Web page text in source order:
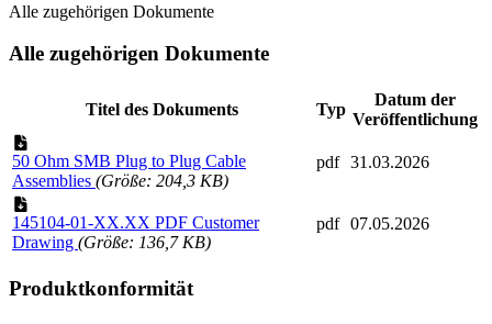
Alle zugehörigen Dokumente
Alle zugehörigen Dokumente
Titel des Dokuments Typ
Datum der
Veröffentlichung
50 Ohm SMB Plug to Plug Cable
Assemblies (Größe: 204,3 KB)
pdf 31.03.2026
145104-01-XX.XX PDF Customer
Drawing (Größe: 136,7 KB)
pdf 07.05.2026
Produktkonformität